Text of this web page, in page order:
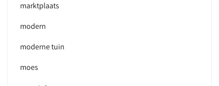
marktplaats
modern
moderne tuin
moes